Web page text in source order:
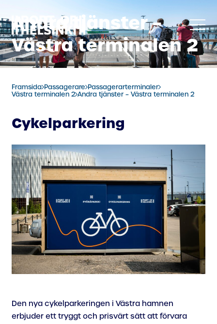
till
innehåll
Andra tjänster –
Västra terminalen 2
Framsida Passagerare Passagerarterminaler
Västra terminalen 2 Andra tjänster – Västra terminalen 2
Cykelparkering
Den nya cykelparkeringen i Västra hamnen
erbjuder ett tryggt och prisvärt sätt att förvara